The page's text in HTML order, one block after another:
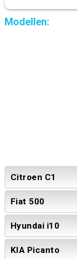
Modellen:
Citroen C1
Fiat 500
Hyundai i10
KIA Picanto